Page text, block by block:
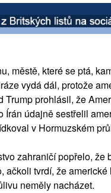
městě, které se ptá,
vydá dál, protože
Trump prohlásil, že
Írán údajně sestřelil
v Hormuzském
zahraničí popřelo, že
ačkoli tvrdí, že americké
neměly nacházet.